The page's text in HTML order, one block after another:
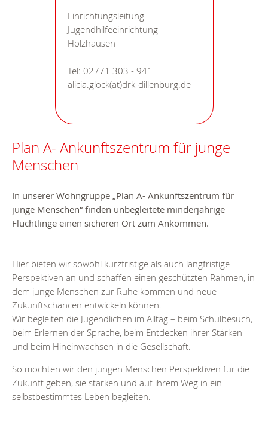
Einrichtungsleitung
Jugendhilfeeinrichtung
Holzhausen
Tel: 02771 303 - 941
alicia.glock(at)drk-dillenburg.de
Plan A- Ankunftszentrum für junge
Menschen
In unserer Wohngruppe „Plan A- Ankunftszentrum für
junge Menschen“ finden unbegleitete minderjährige
Flüchtlinge einen sicheren Ort zum Ankommen.
Hier bieten wir sowohl kurzfristige als auch langfristige
Perspektiven an und schaffen einen geschützten Rahmen, in
dem junge Menschen zur Ruhe kommen und neue
Zukunftschancen entwickeln können.
Wir begleiten die Jugendlichen im Alltag – beim Schulbesuch,
beim Erlernen der Sprache, beim Entdecken ihrer Stärken
und beim Hineinwachsen in die Gesellschaft.
So möchten wir den jungen Menschen Perspektiven für die
Zukunft geben, sie stärken und auf ihrem Weg in ein
selbstbestimmtes Leben begleiten.